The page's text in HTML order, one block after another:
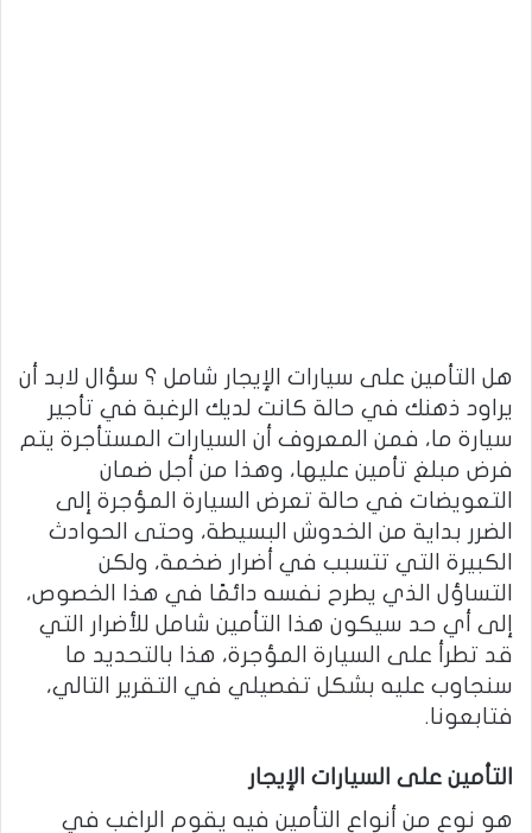
هل التأمين على سيارات الإيجار شامل ؟ سؤال لابد أن
يراود ذهنك في حالة كانت لديك الرغبة في تأجير
سيارة ما، فمن المعروف أن السيارات المستأجرة يتم
فرض مبلغ تأمين عليها، وهذا من أجل ضمان
التعويضات في حالة تعرض السيارة المؤجرة إلى
الضرر بداية من الخدوش البسيطة، وحتى الحوادث
الكبيرة التي تتسبب في أضرار ضخمة، ولكن
التساؤل الذي يطرح نفسه دائمًا في هذا الخصوص،
إلى أي حد سيكون هذا التأمين شامل للأضرار التي
قد تطرأ على السيارة المؤجرة، هذا بالتحديد ما
سنجاوب عليه بشكل تفصيلي في التقرير التالي،
فتابعونا.
التأمين على السيارات الإيجار
هو نوع من أنواع التأمين فيه يقوم الراغب في